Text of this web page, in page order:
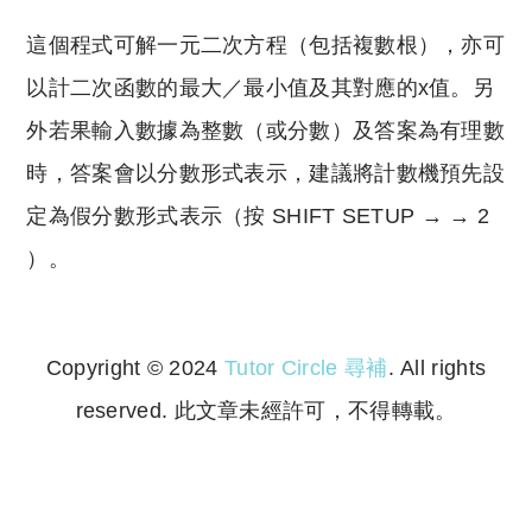
這個程式可解一元二次方程（包括複數根），亦可
以計二次函數的最大／最小值及其對應的x值。另
外若果輸入數據為整數（或分數）及答案為有理數
時，答案會以分數形式表示，建議將計數機預先設
定為假分數形式表示（按 SHIFT SETUP → → 2
）。
Copyright © 2024 Tutor Circle 尋補. All rights
reserved. 此文章未經許可，不得轉載。